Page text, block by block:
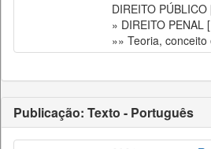
DIREITO PÚBLICO
» DIREITO PENAL [
»» Teoria,
Publicação: Texto - Português